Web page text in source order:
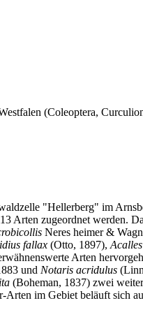
(Coleoptera,
"Hellerberg" im
Arten zugeordnet werden.
Neres­ heimer &
fallax (Otto, 1897),
Arten
und Notaris acridulus
(Boheman, 1837) zwei
Arten im Gebiet beläuft sich